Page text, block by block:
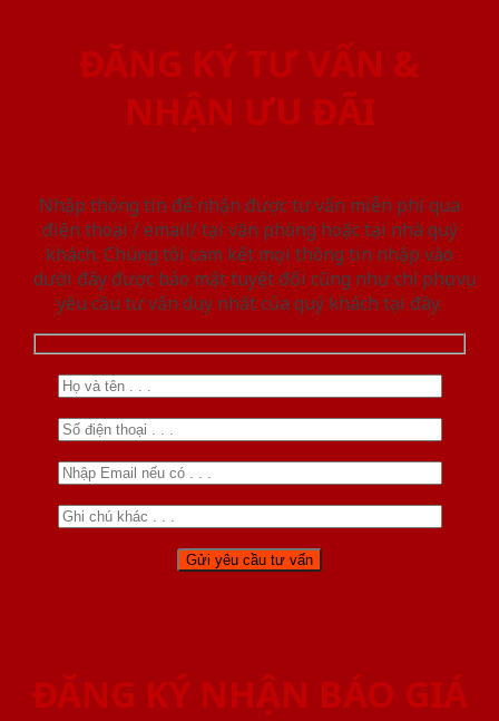
ĐĂNG KÝ TƯ VẤN &
NHẬN ƯU ĐÃI
Nhập thông tin để nhận được tư vấn miễn phí qua
điện thoại / email/ tại văn phòng hoặc tại nhà quý
khách. Chúng tôi cam kết mọi thông tin nhập vào
dưới đây được bảo mật tuyệt đối cũng như chỉ phục vụ
yêu cầu tư vấn duy nhất của quý khách tại đây.
ĐĂNG KÝ NHẬN BÁO GIÁ